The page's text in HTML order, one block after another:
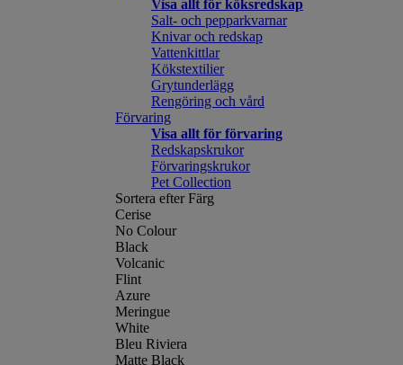
Visa allt för köksredskap
Salt- och pepparkvarnar
Knivar och redskap
Vattenkittlar
Kökstextilier
Grytunderlägg
Rengöring och vård
Förvaring
Visa allt för förvaring
Redskapskrukor
Förvaringskrukor
Pet Collection
Sortera efter Färg
Cerise
No Colour
Black
Volcanic
Flint
Azure
Meringue
White
Bleu Riviera
Matte Black